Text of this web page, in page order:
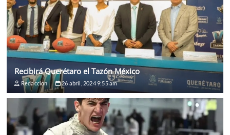
Recibirá Querétaro el Tazón México
Redaccion 26 abril, 2024 9:55 am